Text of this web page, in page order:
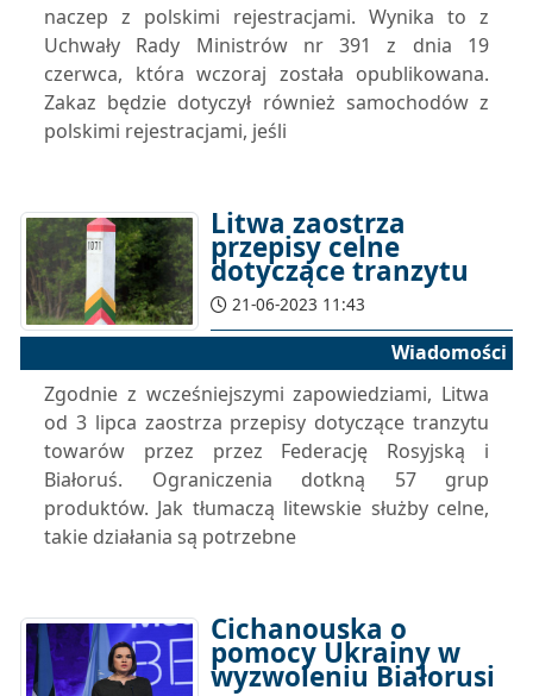
naczep z polskimi rejestracjami. Wynika to z
Uchwały Rady Ministrów nr 391 z dnia 19
czerwca, która wczoraj została opublikowana.
Zakaz będzie dotyczył również samochodów z
polskimi rejestracjami, jeśli
Litwa zaostrza
przepisy celne
dotyczące tranzytu
21-06-2023 11:43
Wiadomości
Zgodnie z wcześniejszymi zapowiedziami, Litwa
od 3 lipca zaostrza przepisy dotyczące tranzytu
towarów przez przez Federację Rosyjską i
Białoruś. Ograniczenia dotkną 57 grup
produktów. Jak tłumaczą litewskie służby celne,
takie działania są potrzebne
Cichanouska o
pomocy Ukrainy w
wyzwoleniu Białorusi